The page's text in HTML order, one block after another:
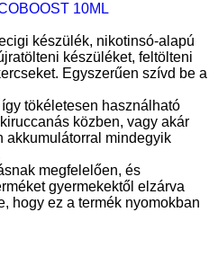
10ML
készülék, nikotinsó-alapú
készüléket, feltölteni
Egyszerűen szívd be a
tökéletesen használható
közben, vagy akár
akkumulátorral mindegyik
megfelelően, és
gyermekektől elzárva
hogy ez a termék nyomokban